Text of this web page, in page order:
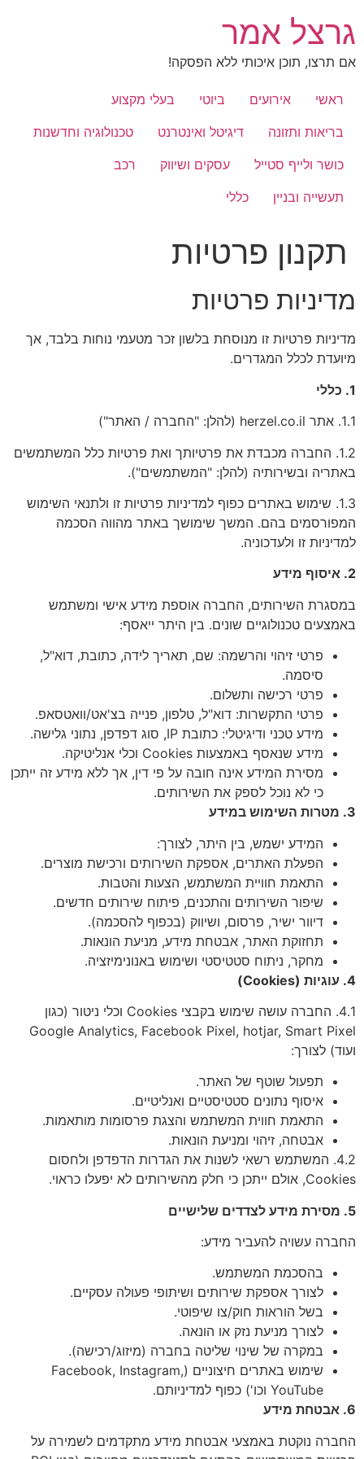
לתוכן
גרצל אמר
אם תרצו, תוכן איכותי ללא הפסקה!
ראשי אירועים ביוטי
בעלי מקצוע
בריאות ותזונה
דיגיטל ואינטרנט
טכנולוגיה וחדשנות
כושר ולייף סטייל
עסקים ושיווק
רכב
תעשייה ובניין
כללי
תקנון פרטיות
מדיניות פרטיות
מדיניות פרטיות זו מנוסחת בלשון זכר מטעמי נוחות בלבד, אך
מיועדת לכלל המגדרים.
1. כללי
1.1. אתר herzel.co.il (להלן: "החברה / האתר")
1.2. החברה מכבדת את פרטיותך ואת פרטיות כלל המשתמשים
באתריה ובשירותיה (להלן: "המשתמשים").
1.3. שימוש באתרים כפוף למדיניות פרטיות זו ולתנאי השימוש
המפורסמים בהם. המשך שימושך באתר מהווה הסכמה
למדיניות זו ולעדכוניה.
2. איסוף מידע
במסגרת השירותים, החברה אוספת מידע אישי ומשתמש
באמצעים טכנולוגיים שונים. בין היתר ייאסף:
פרטי זיהוי והרשמה: שם, תאריך לידה, כתובת, דוא"ל,
סיסמה.
פרטי רכישה ותשלום.
פרטי התקשרות: דוא"ל, טלפון, פנייה בצ'אט/וואטסאפ.
מידע טכני ודיגיטלי: כתובת IP, סוג דפדפן, נתוני גלישה.
מידע שנאסף באמצעות Cookies וכלי אנליטיקה.
מסירת המידע אינה חובה על פי דין, אך ללא מידע זה ייתכן
כי לא נוכל לספק את השירותים.
3. מטרות השימוש במידע
המידע ישמש, בין היתר, לצורך:
הפעלת האתרים, אספקת השירותים ורכישת מוצרים.
התאמת חוויית המשתמש, הצעות והטבות.
שיפור השירותים והתכנים, פיתוח שירותים חדשים.
דיוור ישיר, פרסום, ושיווק (בכפוף להסכמה).
תחזוקת האתר, אבטחת מידע, מניעת הונאות.
מחקר, ניתוח סטטיסטי ושימוש באנונימיזציה.
4. עוגיות (Cookies)
4.1. החברה עושה שימוש בקבצי Cookies וכלי ניטור (כגון
Google Analytics, Facebook Pixel, hotjar, Smart Pixel
ועוד) לצורך:
תפעול שוטף של האתר.
איסוף נתונים סטטיסטיים ואנליטיים.
התאמת חווית המשתמש והצגת פרסומות מותאמות.
אבטחה, זיהוי ומניעת הונאות.
4.2. המשתמש רשאי לשנות את הגדרות הדפדפן ולחסום
Cookies, אולם ייתכן כי חלק מהשירותים לא יפעלו כראוי.
5. מסירת מידע לצדדים שלישיים
החברה עשויה להעביר מידע:
בהסכמת המשתמש.
לצורך אספקת שירותים ושיתופי פעולה עסקיים.
בשל הוראות חוק/צו שיפוטי.
לצורך מניעת נזק או הונאה.
במקרה של שינוי שליטה בחברה (מיזוג/רכישה).
שימוש באתרים חיצוניים (Facebook, Instagram,
YouTube וכו') כפוף למדיניותם.
6. אבטחת מידע
החברה נוקטת באמצעי אבטחת מידע מתקדמים לשמירה על